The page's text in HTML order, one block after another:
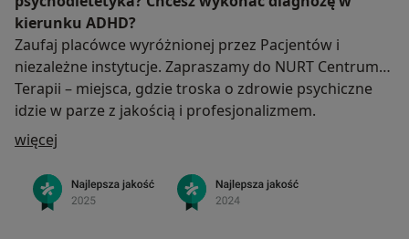
kierunku ADHD?
Zaufaj placówce wyróżnionej przez Pacjentów i
niezależne instytucje. Zapraszamy do NURT Centrum
Terapii – miejsca, gdzie troska o zdrowie psychiczne
idzie w parze z jakością i profesjonalizmem.
więcej